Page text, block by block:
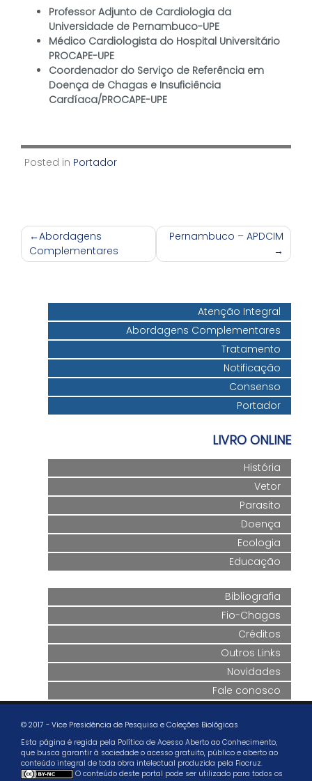
Professor Adjunto de Cardiologia da
Universidade de Pernambuco-UPE
Médico Cardiologista do Hospital Universitário
PROCAPE-UPE
Coordenador do Serviço de Referência em
Doença de Chagas e Insuficiência
Cardíaca/PROCAPE-UPE
Posted in Portador
Navegação
de
Abordagens
Complementares
Pernambuco – APDCIM
Atenção Integral
Abordagens Complementares
Tratamento
Notificação
Consenso
Portador
LIVRO ONLINE
História
Vetor
Parasito
Doença
Ecologia
Educação
Bibliografia
Fio-Chagas
Créditos
Outros Links
Novidades
Fale conosco
© 2017 - Vice Presidência de Pesquisa e Coleções Biológicas
Esta página é regida pela Política de Acesso Aberto ao Conhecimento,
que busca garantir à sociedade o acesso gratuito, público e aberto ao
conteúdo integral de toda obra intelectual produzida pela Fiocruz.
O conteúdo deste portal pode ser utilizado para todos os